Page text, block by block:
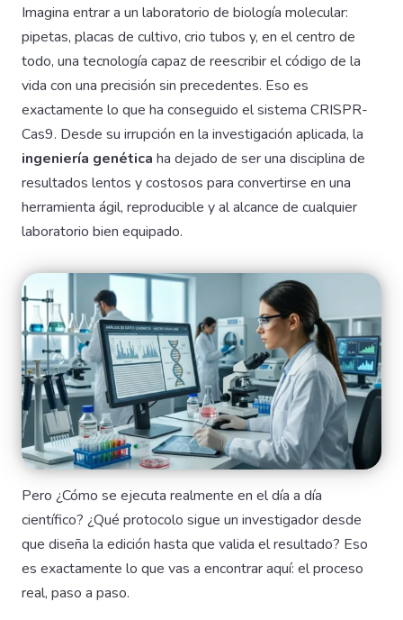
Imagina entrar a un laboratorio de biología molecular:
pipetas, placas de cultivo, crio tubos y, en el centro de
todo, una tecnología capaz de reescribir el código de la
vida con una precisión sin precedentes. Eso es
exactamente lo que ha conseguido el sistema CRISPR-
Cas9. Desde su irrupción en la investigación aplicada, la
ingeniería genética ha dejado de ser una disciplina de
resultados lentos y costosos para convertirse en una
herramienta ágil, reproducible y al alcance de cualquier
laboratorio bien equipado.
Pero ¿Cómo se ejecuta realmente en el día a día
científico? ¿Qué protocolo sigue un investigador desde
que diseña la edición hasta que valida el resultado? Eso
es exactamente lo que vas a encontrar aquí: el proceso
real, paso a paso.